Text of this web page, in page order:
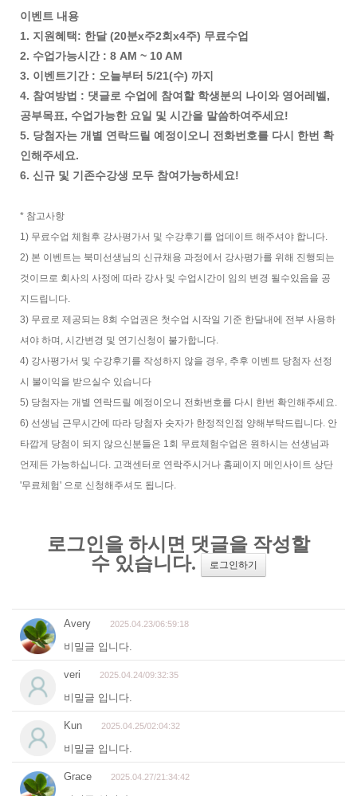
이벤트 내용
1. 지원혜택: 한달 (20분x주2회x4주) 무료수업
2. 수업가능시간 : 8 AM ~ 10 AM
3. 이벤트기간 : 오늘부터 5/21(수) 까지
4. 참여방법 : 댓글로 수업에 참여할 학생분의 나이와 영어레벨,
공부목표, 수업가능한 요일 및 시간을 말씀하여주세요!
5. 당첨자는 개별 연락드릴 예정이오니 전화번호를 다시 한번 확
인해주세요.
6. 신규 및 기존수강생 모두 참여가능하세요!
* 참고사항
1) 무료수업 체험후 강사평가서 및 수강후기를 업데이트 해주셔야 합니다.
2) 본 이벤트는 북미선생님의 신규채용 과정에서 강사평가를 위해 진행되는
것이므로 회사의 사정에 따라 강사 및 수업시간이 임의 변경 될수있음을 공
지드립니다.
3) 무료로 제공되는 8회 수업권은 첫수업 시작일 기준 한달내에 전부 사용하
셔야 하며, 시간변경 및 연기신청이 불가합니다.
4) 강사평가서 및 수강후기를 작성하지 않을 경우, 추후 이벤트 당첨자 선정
시 불이익을 받으실수 있습니다
5) 당첨자는 개별 연락드릴 예정이오니 전화번호를 다시 한번 확인해주세요.
6) 선생님 근무시간에 따라 당첨자 숫자가 한정적인점 양해부탁드립니다. 안
타깝게 당첨이 되지 않으신분들은 1회 무료체험수업은 원하시는 선생님과
언제든 가능하십니다. 고객센터로 연락주시거나 홈페이지 메인사이트 상단
'무료체험' 으로 신청해주셔도 됩니다.